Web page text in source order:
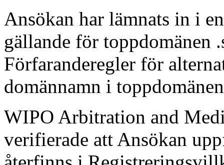
Ansökan har lämnats in i
gällande för toppdomänen
Förfaranderegler för
domännamn i
WIPO Arbitration and
verifierade att Ansökan